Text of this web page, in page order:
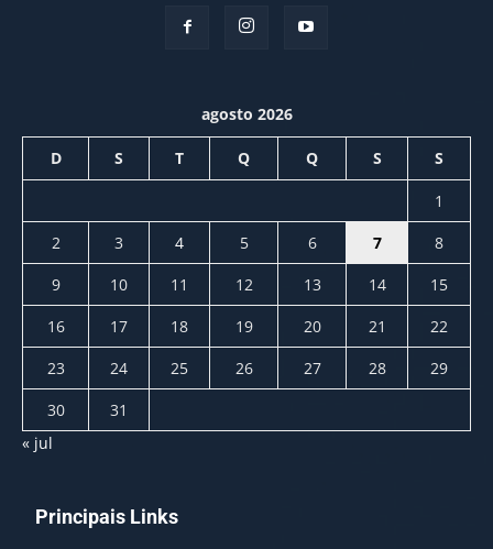
agosto 2026
D S T Q Q S S
1
2
3 4 5 6 7
8
9
10 11 12 13 14
15
16
17 18 19 20 21
22
23
24 25 26 27 28
29
30
31
« jul
Principais Links